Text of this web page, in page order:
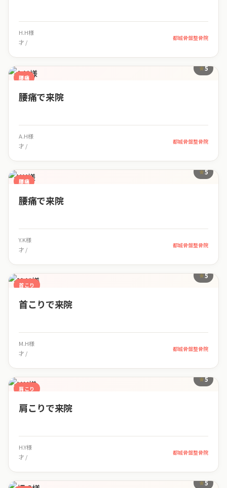
H.H様
才 /
都城骨盤整骨院
腰痛
5
腰痛で来院
A.H様
才 /
都城骨盤整骨院
腰痛
5
腰痛で来院
Y.K様
才 /
都城骨盤整骨院
首こり
5
首こりで来院
M.H様
才 /
都城骨盤整骨院
肩こり
5
肩こりで来院
H.Y様
才 /
都城骨盤整骨院
5